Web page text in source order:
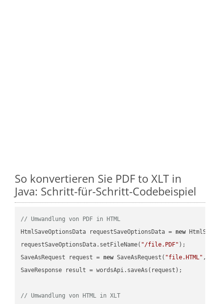
So konvertieren Sie PDF to XLT in
Java: Schritt-für-Schritt-Codebeispiel
// Umwandlung von PDF in HTML
HtmlSaveOptionsData requestSaveOptionsData = new
requestSaveOptionsData.setFileName( "/file.PDF" );
SaveAsRequest request = new SaveAsRequest( "file.HTML"
SaveResponse result = wordsApi.saveAs(request);
// Umwandlung von HTML in XLT